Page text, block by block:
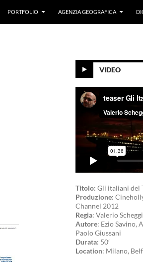
PORTFOLIO AGENZIA GEOGRAFICA
VIDEO
Titolo: Gli italiani del
Produzione:
Channel 2012
Regia: Valerio
Autore: Ezio Savino,
Paolo Giussani
Durata: 50′
Location: Milano,